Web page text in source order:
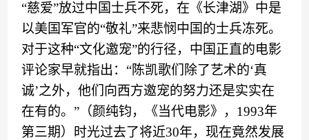
“慈爱”放过中国士兵不死，在《长津湖》中是
以美国军官的“敬礼”来悲悯中国的士兵冻死。
对于这种“文化邀宠”的行径，中国正直的电影
评论家早就指出 ： “陈凯歌们除了艺术的‘真
诚’之外，他们向西方邀宠的努力还是实实在
在有的。”（颜纯钧， 《当代电影》， 1993年
第三期） 时光过去了将近30年， 现在竟然发展